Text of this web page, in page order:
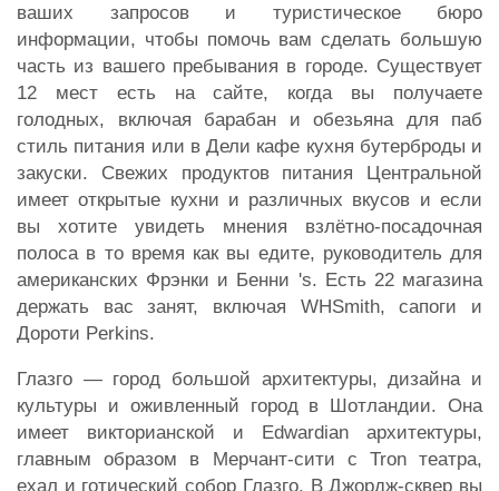
ваших запросов и туристическое бюро
информации, чтобы помочь вам сделать большую
часть из вашего пребывания в городе. Существует
12 мест есть на сайте, когда вы получаете
голодных, включая барабан и обезьяна для паб
стиль питания или в Дели кафе кухня бутерброды и
закуски. Свежих продуктов питания Центральной
имеет открытые кухни и различных вкусов и если
вы хотите увидеть мнения взлётно-посадочная
полоса в то время как вы едите, руководитель для
американских Фрэнки и Бенни 's. Есть 22 магазина
держать вас занят, включая WHSmith, сапоги и
Дороти Perkins.
Глазго — город большой архитектуры, дизайна и
культуры и оживленный город в Шотландии. Она
имеет викторианской и Edwardian архитектуры,
главным образом в Мерчант-сити с Tron театра,
ехал и готический собор Глазго. В Джордж-сквер вы